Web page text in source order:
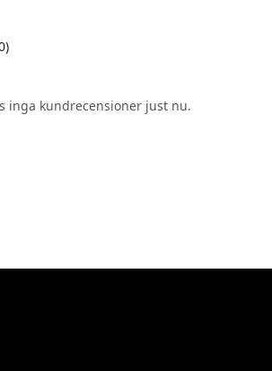
inga kundrecensioner just nu.